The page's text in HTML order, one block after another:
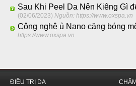
Sau Khi Peel Da Nên Kiêng Gì
(02/06/2023)Nguồn: https://www.oxspa.vn
Công nghệ ủ Nano căng bóng
https://www.oxspa.vn
ĐIỀU TRỊ DA